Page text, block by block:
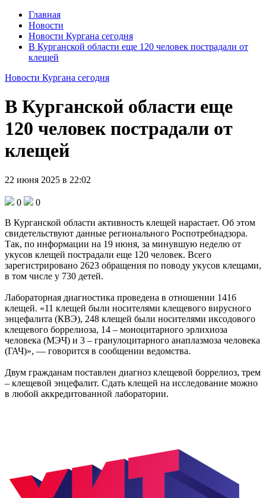
Главная
Новости
Новости Кургана сегодня
В Курганской области еще 120 человек пострадали от
клещей
Новости Кургана сегодня
В Курганской области еще
120 человек пострадали от
клещей
22 июня 2025 в 22:02
0
0
В Курганской области активность клещей нарастает. Об этом
свидетельствуют данные регионального Роспотребнадзора.
Так, по информации на 19 июня, за минувшую неделю от
укусов клещей пострадали еще 120 человек. Всего
зарегистрировано 2623 обращения по поводу укусов клещами,
в том числе у 730 детей.
Лабораторная диагностика проведена в отношении 1416
клещей. «11 клещей были носителями клещевого вирусного
энцефалита (КВЭ), 248 клещей были носителями иксодового
клещевого боррелиоза, 14 – моноцитарного эрлихиоза
человека (МЭЧ) и 3 – гранулоцитарного анаплазмоза человека
(ГАЧ)», — говорится в сообщении ведомства.
Двум гражданам поставлен диагноз клещевой боррелиоз, трем
– клещевой энцефалит. Сдать клещей на исследование можно
в любой аккредитованной лаборатории.